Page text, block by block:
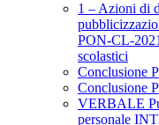
1 – Azioni di
PON-CL-
scolastici
Conclusione
Conclusione
VERBALE
personale